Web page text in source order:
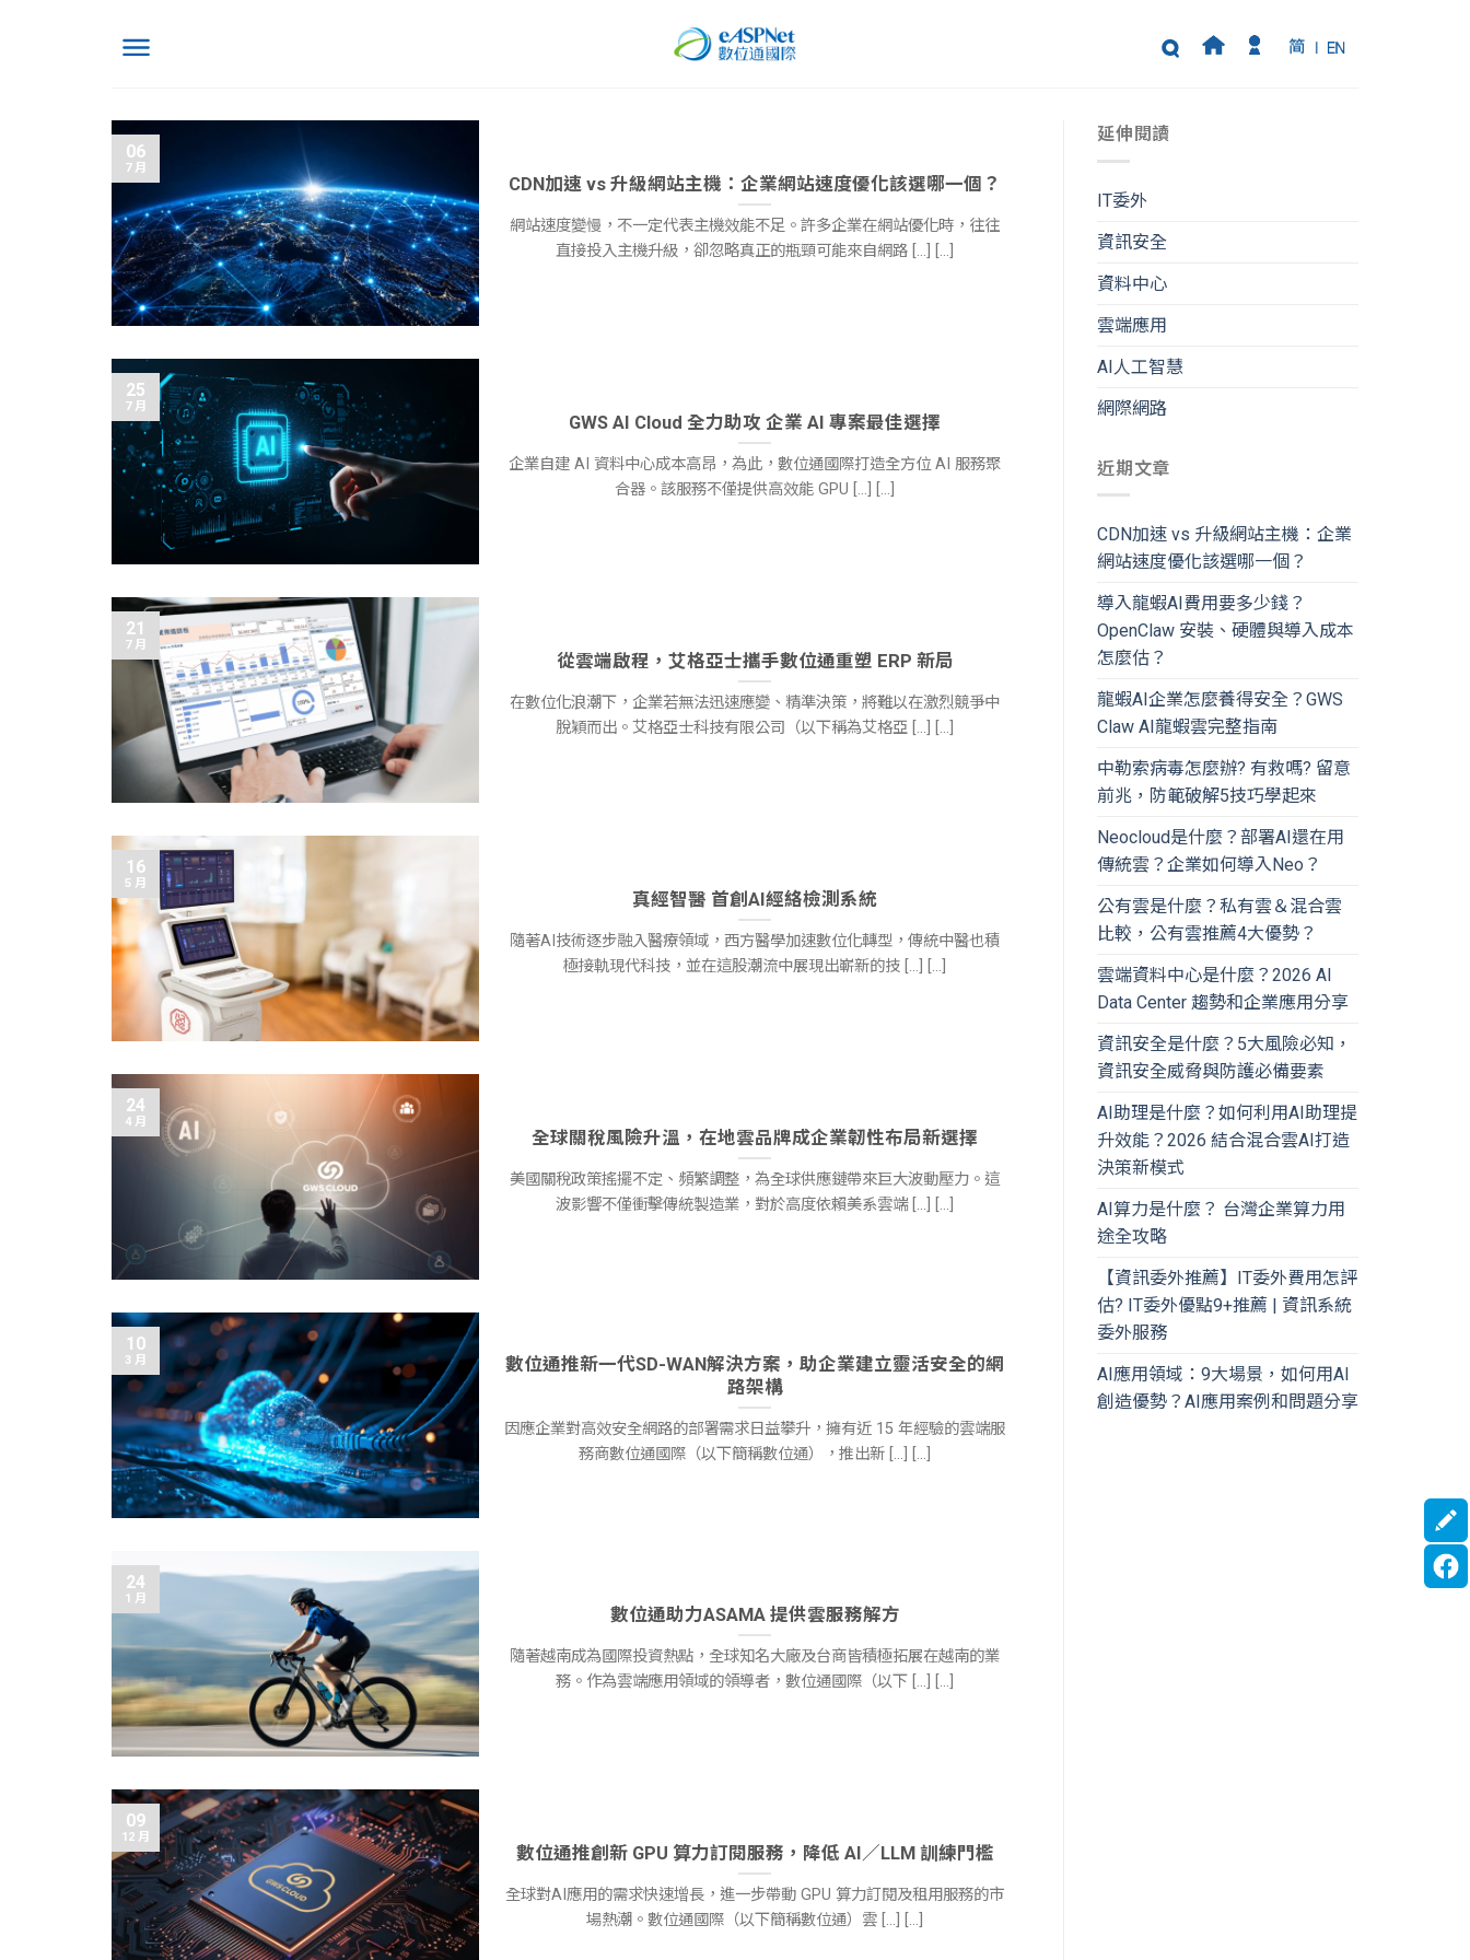
CDN加速 vs 升級網站主機：企業網站速度優化該選哪一個？
網站速度變慢，不一定代表主機效能不足。許多企業在網站優化時，往往
直接投入主機升級，卻忽略真正的瓶頸可能來自網路 [...] [...]
06
7 月
GWS AI Cloud 全力助攻 企業 AI 專案最佳選擇
企業自建 AI 資料中心成本高昂，為此，數位通國際打造全方位 AI 服務聚
合器。該服務不僅提供高效能 GPU [...] [...]
25
7 月
從雲端啟程，艾格亞士攜手數位通重塑 ERP 新局
在數位化浪潮下，企業若無法迅速應變、精準決策，將難以在激烈競爭中
脫穎而出。艾格亞士科技有限公司（以下稱為艾格亞 [...] [...]
21
7 月
真經智醫 首創AI經絡檢測系統
隨著AI技術逐步融入醫療領域，西方醫學加速數位化轉型，傳統中醫也積
極接軌現代科技，並在這股潮流中展現出嶄新的技 [...] [...]
16
5 月
全球關稅風險升溫，在地雲品牌成企業韌性布局新選擇
美國關稅政策搖擺不定、頻繁調整，為全球供應鏈帶來巨大波動壓力。這
波影響不僅衝擊傳統製造業，對於高度依賴美系雲端 [...] [...]
24
4 月
數位通推新一代SD-WAN解決方案，助企業建立靈活安全的網
路架構
因應企業對高效安全網路的部署需求日益攀升，擁有近 15 年經驗的雲端服
務商數位通國際（以下簡稱數位通），推出新 [...] [...]
10
3 月
數位通助力ASAMA 提供雲服務解方
隨著越南成為國際投資熱點，全球知名大廠及台商皆積極拓展在越南的業
務。作為雲端應用領域的領導者，數位通國際（以下 [...] [...]
24
1 月
數位通推創新 GPU 算力訂閱服務，降低 AI／LLM 訓練門檻
全球對AI應用的需求快速增長，進一步帶動 GPU 算力訂閱及租用服務的市
場熱潮。數位通國際（以下簡稱數位通）雲 [...] [...]
09
12 月
延伸閱讀
IT委外
資訊安全
資料中心
雲端應用
AI人工智慧
網際網路
近期文章
CDN加速 vs 升級網站主機：企業
網站速度優化該選哪一個？
導入龍蝦AI費用要多少錢？
OpenClaw 安裝、硬體與導入成本
怎麼估？
龍蝦AI企業怎麼養得安全？GWS
Claw AI龍蝦雲完整指南
中勒索病毒怎麼辦? 有救嗎? 留意
前兆，防範破解5技巧學起來
Neocloud是什麼？部署AI還在用
傳統雲？企業如何導入Neo？
公有雲是什麼？私有雲＆混合雲
比較，公有雲推薦4大優勢？
雲端資料中心是什麼？2026 AI
Data Center 趨勢和企業應用分享
資訊安全是什麼？5大風險必知，
資訊安全威脅與防護必備要素
AI助理是什麼？如何利用AI助理提
升效能？2026 結合混合雲AI打造
決策新模式
AI算力是什麼？ 台灣企業算力用
途全攻略
【資訊委外推薦】IT委外費用怎評
估? IT委外優點9+推薦 | 資訊系統
委外服務
AI應用領域：9大場景，如何用AI
創造優勢？AI應用案例和問題分享